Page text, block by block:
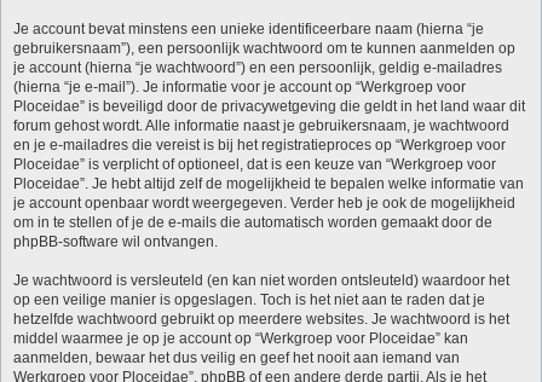
Je account bevat minstens een unieke identificeerbare naam (hierna “je
gebruikersnaam”), een persoonlijk wachtwoord om te kunnen aanmelden op
je account (hierna “je wachtwoord”) en een persoonlijk, geldig e-mailadres
(hierna “je e-mail”). Je informatie voor je account op “Werkgroep voor
Ploceidae” is beveiligd door de privacywetgeving die geldt in het land waar dit
forum gehost wordt. Alle informatie naast je gebruikersnaam, je wachtwoord
en je e-mailadres die vereist is bij het registratieproces op “Werkgroep voor
Ploceidae” is verplicht of optioneel, dat is een keuze van “Werkgroep voor
Ploceidae”. Je hebt altijd zelf de mogelijkheid te bepalen welke informatie van
je account openbaar wordt weergegeven. Verder heb je ook de mogelijkheid
om in te stellen of je de e-mails die automatisch worden gemaakt door de
phpBB-software wil ontvangen.
Je wachtwoord is versleuteld (en kan niet worden ontsleuteld) waardoor het
op een veilige manier is opgeslagen. Toch is het niet aan te raden dat je
hetzelfde wachtwoord gebruikt op meerdere websites. Je wachtwoord is het
middel waarmee je op je account op “Werkgroep voor Ploceidae” kan
aanmelden, bewaar het dus veilig en geef het nooit aan iemand van
Werkgroep voor Ploceidae”, phpBB of een andere derde partij. Als je het